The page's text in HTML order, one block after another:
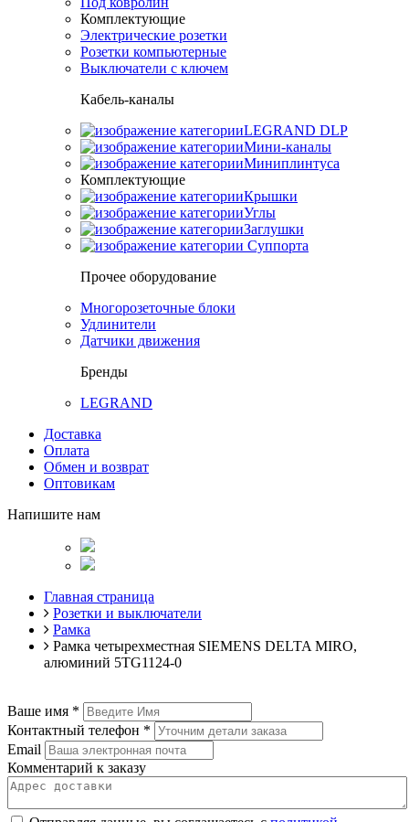
Комплектующие
Электрические розетки
Розетки компьютерные
Выключатели с ключем
Кабель-каналы
LEGRAND DLP
Мини-каналы
Миниплинтуса
Комплектующие
Крышки
Углы
Заглушки
Суппорта
Прочее оборудование
Многорозеточные блоки
Удлинители
Датчики движения
Бренды
LEGRAND
Доставка
Оплата
Обмен и возврат
Оптовикам
Напишите нам
Главная страница
Розетки и выключатели
Рамка
Рамка четырехместная SIEMENS DELTA MIRO,
алюминий 5TG1124-0
Ваше имя *
Контактный телефон *
Email
Комментарий к заказу